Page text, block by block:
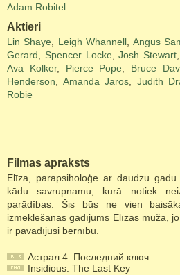
Adam Robitel
Aktieri
Lin Shaye Leigh Whannell Angus
Gerard
Spencer Locke ,Josh Stewart
Ava Kolker, Pierce Pope Bruce
Henderson
Amanda Jaros Judith
Robie
Filmas apraksts
Elīza, parapsiholoģe ar daudzu
kādu savrupnamu, kurā notiek
parādības. Šis būs ne vien
izmeklēšanas gadījums Elīzas mūžā,
ir pavadījusi bērnību.
Астрал 4: Последний ключ
Insidious: The Last Key